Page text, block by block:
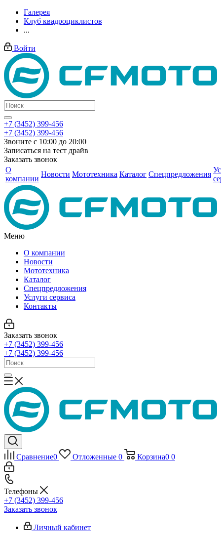
Галерея
Клуб квадроциклистов
...
Войти
+7 (3452) 399-456
+7 (3452) 399-456
Звоните с 10:00 до 20:00
Записаться на тест драйв
Заказать звонок
О
компании
Новости Мототехника Каталог Спецпредложения
Меню
О компании
Новости
Мототехника
Каталог
Спецпредложения
Услуги сервиса
Контакты
Заказать звонок
+7 (3452) 399-456
+7 (3452) 399-456
Сравнение0 Отложенные 0 Корзина0 0
Телефоны
+7 (3452) 399-456
Заказать звонок
Личный кабинет